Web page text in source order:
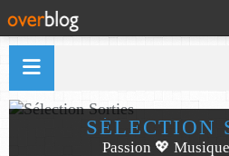
SÉLECTION
Passion 💖